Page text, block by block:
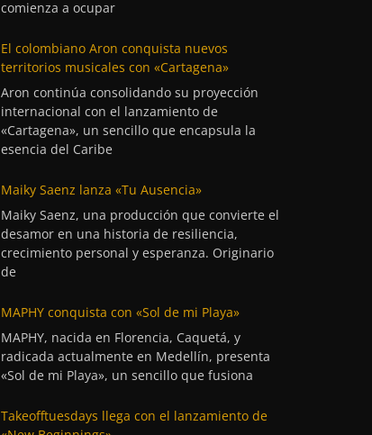
comienza a ocupar
El colombiano Aron conquista nuevos
territorios musicales con «Cartagena»
Aron continúa consolidando su proyección
internacional con el lanzamiento de
«Cartagena», un sencillo que encapsula la
esencia del Caribe
Maiky Saenz lanza «Tu Ausencia»
Maiky Saenz, una producción que convierte el
desamor en una historia de resiliencia,
crecimiento personal y esperanza. Originario
de
MAPHY conquista con «Sol de mi Playa»
MAPHY, nacida en Florencia, Caquetá, y
radicada actualmente en Medellín, presenta
«Sol de mi Playa», un sencillo que fusiona
Takeofftuesdays llega con el lanzamiento de